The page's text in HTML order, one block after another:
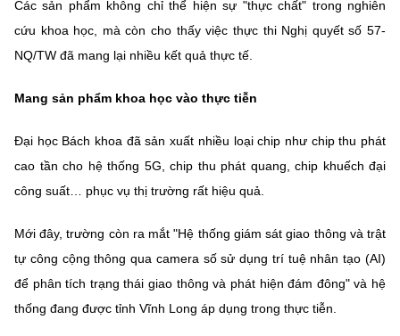
Chọn ngôn ngữ
BỘ KHOA HỌC VÀ CÔNG NGHỆ
Điều khoản sử dụng Theo dõi MST:
Cơ quan chủ quản: Bộ Khoa học và Công nghệ (MST)
Chịu trách nhiệm nội dung: Nguyễn Thị Hải Hằng
Giám đốc Trung tâm Truyền thông Khoa học và Công nghệ.
Liên hệ
Các sản phẩm không chỉ thể hiện sự "thực chất" trong nghiên
cứu khoa học, mà còn cho thấy việc thực thi Nghị quyết số 57-
NQ/TW đã mang lại nhiều kết quả thực tế.
Mang sản phẩm khoa học vào thực tiễn
Đại học Bách khoa đã sản xuất nhiều loại chip như chip thu phát
cao tần cho hệ thống 5G, chip thu phát quang, chip khuếch đại
công suất… phục vụ thị trường rất hiệu quả.
Mới đây, trường còn ra mắt "Hệ thống giám sát giao thông và trật
tự công cộng thông qua camera số sử dụng trí tuệ nhân tạo (AI)
để phân tích trạng thái giao thông và phát hiện đám đông" và hệ
thống đang được tỉnh Vĩnh Long áp dụng trong thực tiễn.